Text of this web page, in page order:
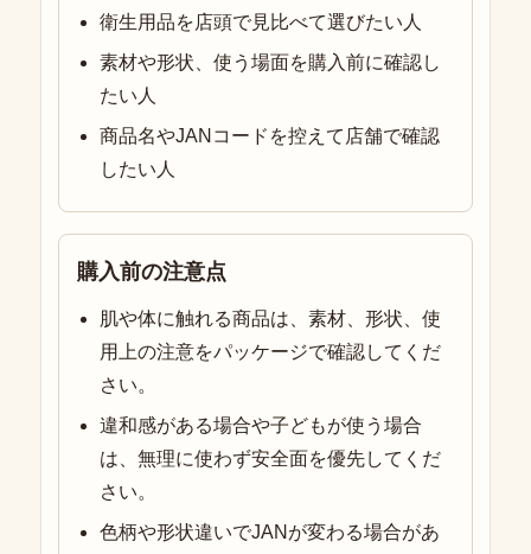
衛生用品を店頭で見比べて選びたい人
素材や形状、使う場面を購入前に確認し
たい人
商品名やJANコードを控えて店舗で確認
したい人
購入前の注意点
肌や体に触れる商品は、素材、形状、使
用上の注意をパッケージで確認してくだ
さい。
違和感がある場合や子どもが使う場合
は、無理に使わず安全面を優先してくだ
さい。
色柄や形状違いでJANが変わる場合があ